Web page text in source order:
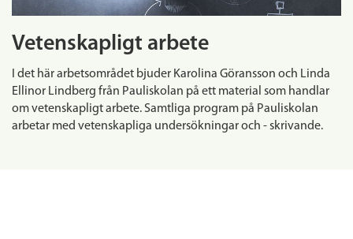
Vetenskapligt arbete
I det här arbetsområdet bjuder Karolina Göransson och Linda
Ellinor Lindberg från Pauliskolan på ett material som handlar
om vetenskapligt arbete. Samtliga program på Pauliskolan
arbetar med vetenskapliga undersökningar och - skrivande.